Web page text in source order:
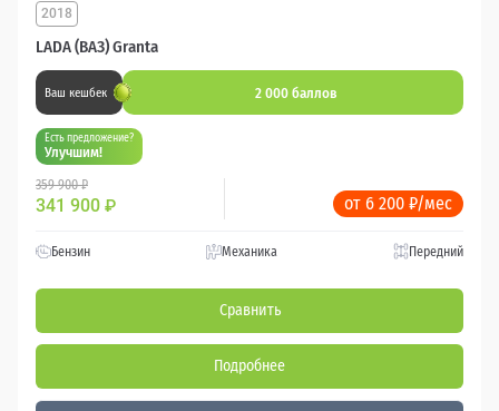
LADA (ВАЗ) Granta
2018
Ваш кешбек 2 000 баллов
Есть предложение?
Улучшим!
359 900 ₽
341 900 ₽ от 6 200 ₽/мес
Бензин Механика Передний
Сравнить
Подробнее